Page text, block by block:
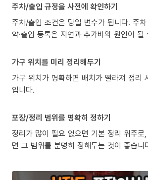
주차/출입 규정을 사전에 확인하기
주차/출입 조건은 당일 변수가 됩니다. 주차
약·출입 등록은 지연과 추가비의 원인이 될
가구 위치를 미리 정리해두기
가구 위치가 명확하면 배치가 빨라져 정리
입니다.
포장/정리 범위를 명확히 정하기
정리가 많이 필요 없으면 기본 정리 위주로
면 그 범위를 분명히 정해두는 것이 좋습니